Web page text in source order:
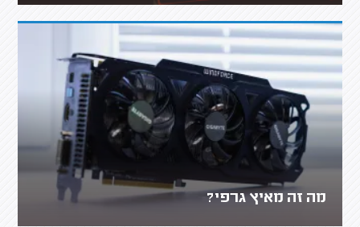
מה זה מאיץ גרפי?